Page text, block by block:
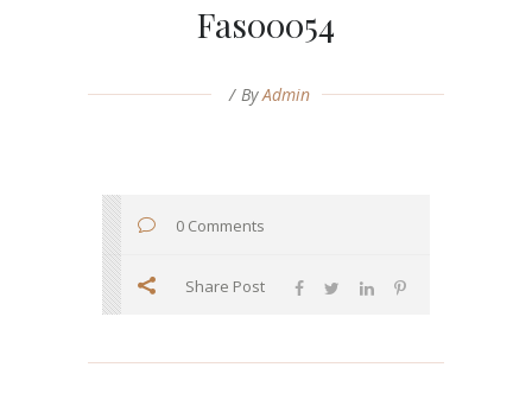
Fas00054
ByAdmin
0 Comments
Share Post